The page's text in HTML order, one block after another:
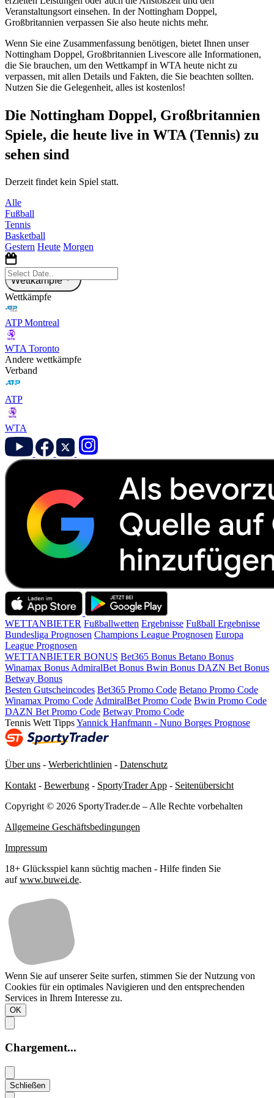
Veranstaltungsort einsehen. In der Nottingham Doppel,
Großbritannien verpassen Sie also heute nichts mehr.
Wenn Sie eine Zusammenfassung benötigen, bietet Ihnen unser
Nottingham Doppel, Großbritannien Livescore alle Informationen,
die Sie brauchen, um den Wettkampf in WTA heute nicht zu
verpassen, mit allen Details und Fakten, die Sie beachten sollten.
Nutzen Sie die Gelegenheit, alles ist kostenlos!
Die Nottingham Doppel, Großbritannien
Spiele, die heute live in WTA (Tennis) zu
sehen sind
Derzeit findet kein Spiel statt.
Alle
Fußball
Tennis
Basketball
Gestern Heute Morgen
Wettkämpfe
Wettkämpfe
ATP Montreal
WTA Toronto
Andere wettkämpfe
Verband
ATP
WTA
WETTANBIETER Fußballwetten Ergebnisse Fußball Ergebnisse
Bundesliga Prognosen Champions League Prognosen Europa
League Prognosen
WETTANBIETER BONUS Bet365 Bonus Betano Bonus
Winamax Bonus AdmiralBet Bonus Bwin Bonus DAZN Bet Bonus
Betway Bonus
Besten Gutscheincodes Bet365 Promo Code Betano Promo Code
Winamax Promo Code AdmiralBet Promo Code Bwin Promo Code
DAZN Bet Promo Code Betway Promo Code
Tennis Wett TippsYannick Hanfmann - Nuno Borges Prognose
Über uns - Werberichtlinien - Datenschutz
Kontakt - Bewerbung - SportyTrader App - Seitenübersicht
Copyright © 2026 SportyTrader.de – Alle Rechte vorbehalten
Allgemeine Geschäftsbedingungen
Impressum
18+ Glücksspiel kann süchtig machen - Hilfe finden Sie
aufwww.buwei.de.
Wenn Sie auf unserer Seite surfen, stimmen Sie der Nutzung von
Cookies für ein optimales Navigieren und den entsprechenden
Services in Ihrem Interesse zu.
OK
Chargement...
Schließen